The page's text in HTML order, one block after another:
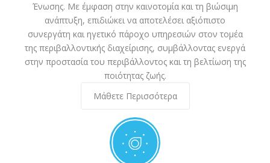
Ένωσης. Με έμφαση στην καινοτομία και τη βιώσιμη
ανάπτυξη, επιδιώκει να αποτελέσει αξιόπιστο
συνεργάτη και ηγετικό πάροχο υπηρεσιών στον τομέα
της περιβαλλοντικής διαχείρισης, συμβάλλοντας ενεργά
στην προστασία του περιβάλλοντος και τη βελτίωση της
ποιότητας ζωής.
Μάθετε Περισσότερα